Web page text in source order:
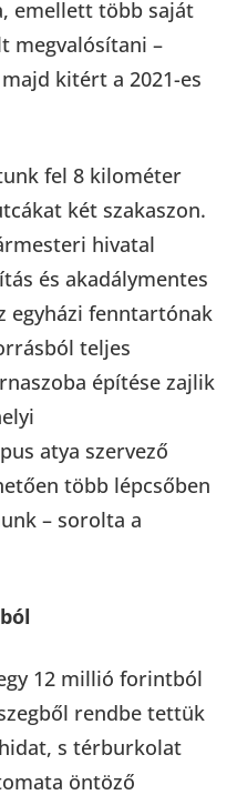
emellett több saját
megvalósítani –
kitért a 2021-es
fel 8 kilométer
két szakaszon.
hivatal
és akadálymentes
egyházi fenntartónak
teljes
építése zajlik
atya szervező
több lépcsőben
– sorolta a
12 millió forintból
rendbe tettük
s térburkolat
öntöző